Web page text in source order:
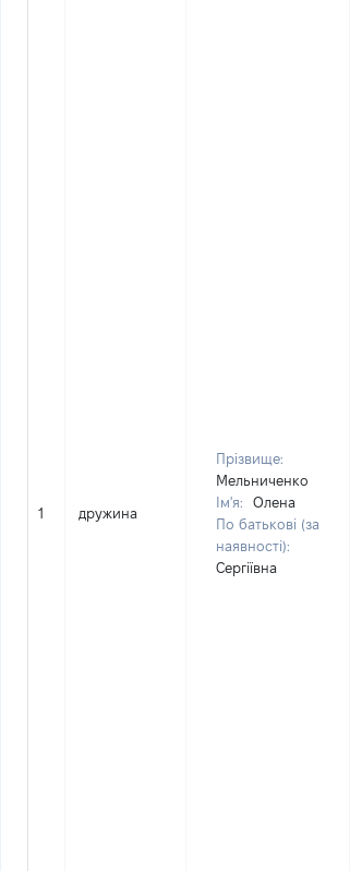
1 дружина
Прізвище:
Мельниченко
Ім'я:
Олена
По батькові (за
наявності):
Сергіївна